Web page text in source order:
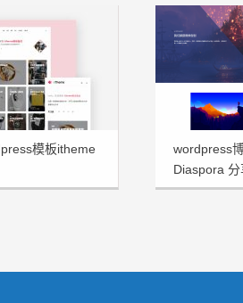
模板itheme
wordpress
Diaspora
十足